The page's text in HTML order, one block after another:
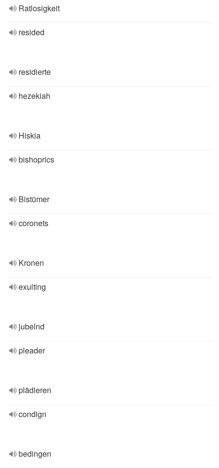
Ratlosigkeit
resided
residierte
hezekiah
Hiskia
bishoprics
Bistümer
coronets
Kronen
exulting
jubelnd
pleader
plädieren
condign
bedingen